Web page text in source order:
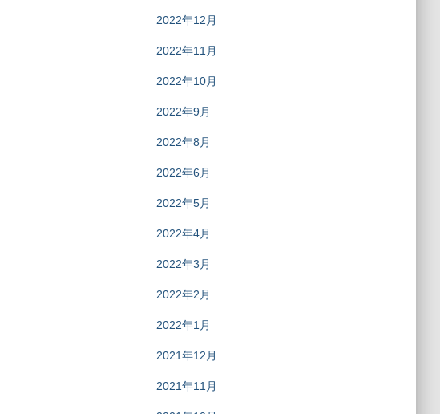
2022年12月
2022年11月
2022年10月
2022年9月
2022年8月
2022年6月
2022年5月
2022年4月
2022年3月
2022年2月
2022年1月
2021年12月
2021年11月